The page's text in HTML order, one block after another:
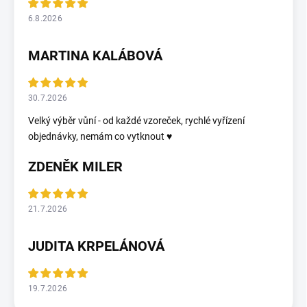
6.8.2026
MARTINA KALÁBOVÁ
30.7.2026
Velký výběr vůní - od každé vzoreček, rychlé vyřízení
objednávky, nemám co vytknout ♥️
ZDENĚK MILER
21.7.2026
JUDITA KRPELÁNOVÁ
19.7.2026